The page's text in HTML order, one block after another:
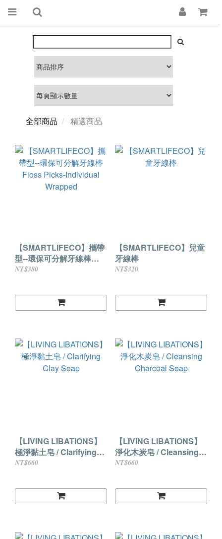
全部商品 精選商品
【SMARTLIFECO】攜帶
型--環保可分解牙線棒
Floss Picks-Individual
NT$380
【SMARTLIFECO】兒童
牙線棒
NT$320
【LIVING LIBATIONS】
極淨黏土皂 / Clarifying
Clay Soap
NT$660
【LIVING LIBATIONS】
淨化木炭皂 / Cleansing
Charcoal Soap
NT$660